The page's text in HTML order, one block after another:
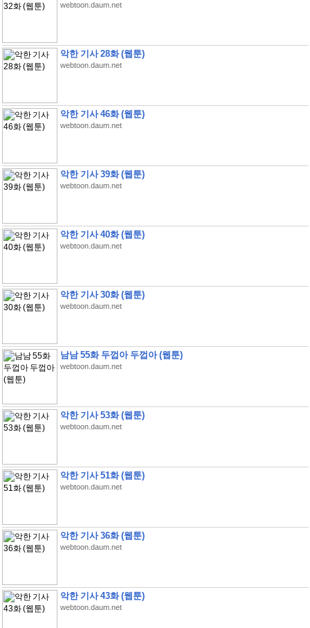
webtoon.daum.net
악한 기사 28화 (웹툰)
webtoon.daum.net
악한 기사 46화 (웹툰)
webtoon.daum.net
악한 기사 39화 (웹툰)
webtoon.daum.net
악한 기사 40화 (웹툰)
webtoon.daum.net
악한 기사 30화 (웹툰)
webtoon.daum.net
남남 55화 두껍아 두껍아 (웹툰)
webtoon.daum.net
악한 기사 53화 (웹툰)
webtoon.daum.net
악한 기사 51화 (웹툰)
webtoon.daum.net
악한 기사 36화 (웹툰)
webtoon.daum.net
악한 기사 43화 (웹툰)
webtoon.daum.net